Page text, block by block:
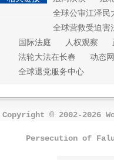
全球公审江泽民
全球营救受迫害
国际法庭
人权观察
法轮大法在长春
动态网
全球退党服务中心
Copyright © 2002-2026
Persecution of